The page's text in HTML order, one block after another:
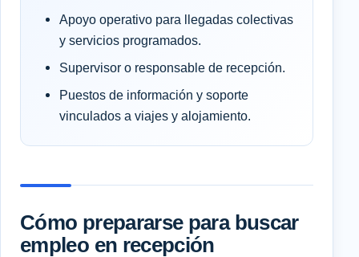
Apoyo operativo para llegadas colectivas
y servicios programados.
Supervisor o responsable de recepción.
Puestos de información y soporte
vinculados a viajes y alojamiento.
Cómo prepararse para buscar
empleo en recepción